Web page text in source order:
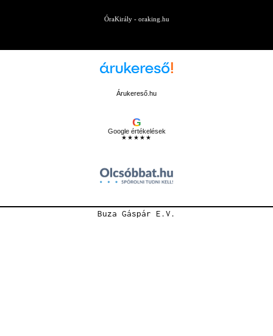
ÓraKirály - oraking.hu
Árukereső.hu
G
Google értékelések
★★★★★
Buza Gáspár E.V.